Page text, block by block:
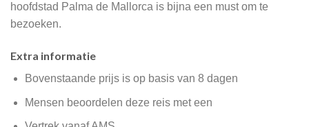
hoofdstad Palma de Mallorca is bijna een must om te
bezoeken.
Extra informatie
Bovenstaande prijs is op basis van 8 dagen
Mensen beoordelen deze reis met een